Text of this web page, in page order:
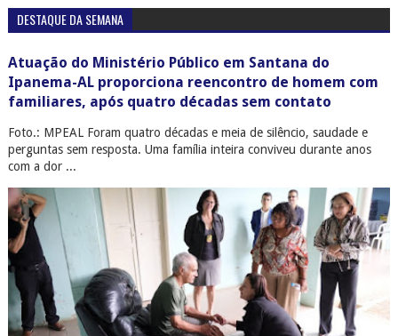
DESTAQUE DA SEMANA
Atuação do Ministério Público em Santana do
Ipanema-AL proporciona reencontro de homem com
familiares, após quatro décadas sem contato
Foto.: MPEAL Foram quatro décadas e meia de silêncio, saudade e
perguntas sem resposta. Uma família inteira conviveu durante anos
com a dor ...